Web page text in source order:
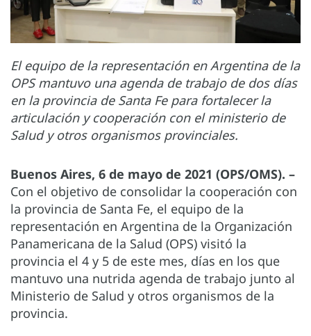
El equipo de la representación en Argentina de la
OPS mantuvo una agenda de trabajo de dos días
en la provincia de Santa Fe para fortalecer la
articulación y cooperación con el ministerio de
Salud y otros organismos provinciales.
Buenos Aires, 6 de mayo de 2021 (OPS/OMS). –
Con el objetivo de consolidar la cooperación con
la provincia de Santa Fe, el equipo de la
representación en Argentina de la Organización
Panamericana de la Salud (OPS) visitó la
provincia el 4 y 5 de este mes, días en los que
mantuvo una nutrida agenda de trabajo junto al
Ministerio de Salud y otros organismos de la
provincia.